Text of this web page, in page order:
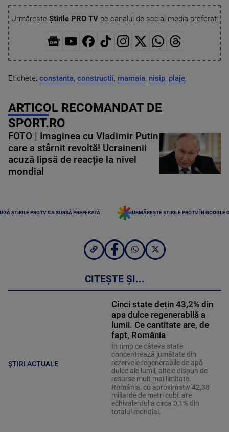
Urmărește Știrile PRO TVpe canalul de social media preferat:
Etichete: constanta, constructii, mamaia, nisip, plaje,
ARTICOL RECOMANDAT DE
SPORT.RO
FOTO | Imaginea cu Vladimir Putin
care a stârnit revoltă! Ucrainenii
acuză lipsă de reacție la nivel
mondial
ȘTIRILE PROTV CA SURSĂ PREFERATĂ URMĂREȘTE ȘTIRILE PROTV ÎN GOOGLE
CITEȘTE ȘI...
ȘTIRI ACTUALE
Cinci state dețin 43,2% din
apa dulce regenerabilă a
lumii. Ce cantitate are, de
fapt, România
În timp ce câteva state
concentrează jumătate din
rezervele regenerabile de apă
dulce ale lumii, altele dispun de
resurse mult mai limitate.
România, cu aproximativ 42,38
miliarde de metri cubi, are
echivalentul a circa 0,1% din
totalul mondial.